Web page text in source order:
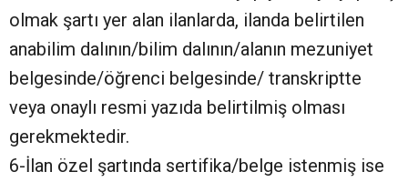
olmak şartı yer alan ilanlarda, ilanda belirtilen
anabilim dalının/bilim dalının/alanın mezuniyet
belgesinde/öğrenci belgesinde/ transkriptte
veya onaylı resmi yazıda belirtilmiş olması
gerekmektedir.
6-İlan özel şartında sertifika/belge istenmiş ise